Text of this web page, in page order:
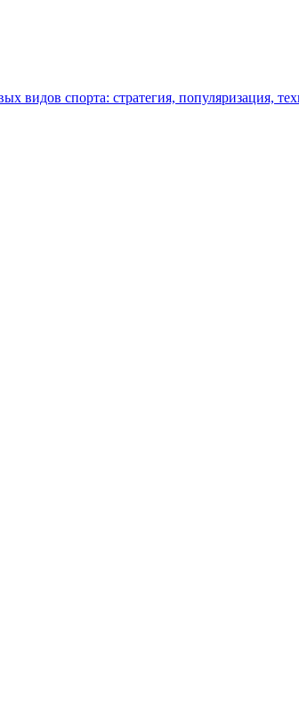
спорта: стратегия, популяризация,